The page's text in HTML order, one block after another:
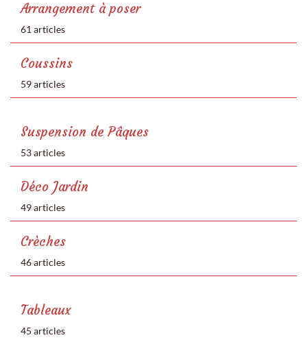
Arrangement à poser
61 articles
Coussins
59 articles
Suspension de Pâques
53 articles
Déco Jardin
49 articles
Crèches
46 articles
Tableaux
45 articles